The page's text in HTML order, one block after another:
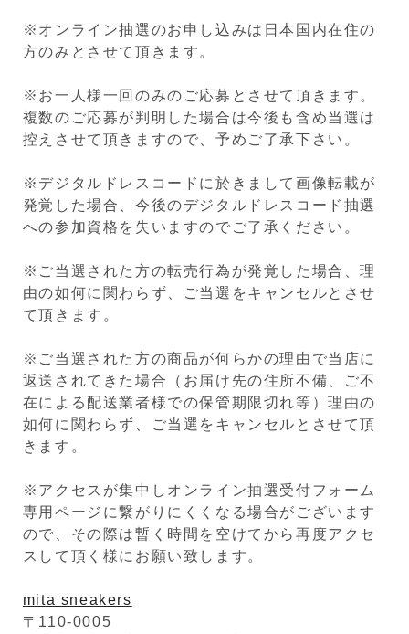
※オンライン抽選のお申し込みは日本国内在住の
方のみとさせて頂きます。
※お一人様一回のみのご応募とさせて頂きます。
複数のご応募が判明した場合は今後も含め当選は
控えさせて頂きますので、予めご了承下さい。
※デジタルドレスコードに於きまして画像転載が
発覚した場合、今後のデジタルドレスコード抽選
への参加資格を失いますのでご了承ください。
※ご当選された方の転売行為が発覚した場合、理
由の如何に関わらず、ご当選をキャンセルとさせ
て頂きます。
※ご当選された方の商品が何らかの理由で当店に
返送されてきた場合（お届け先の住所不備、ご不
在による配送業者様での保管期限切れ等）理由の
如何に関わらず、ご当選をキャンセルとさせて頂
きます。
※アクセスが集中しオンライン抽選受付フォーム
専用ページに繋がりにくくなる場合がございます
ので、その際は暫く時間を空けてから再度アクセ
スして頂く様にお願い致します。
mita sneakers
〒110-0005